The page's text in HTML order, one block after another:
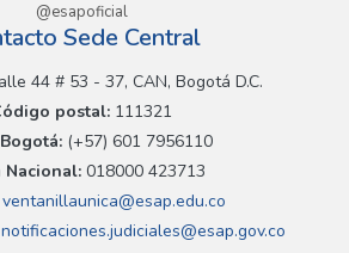
@esapoficial
Sede Central
44 # 53 - 37, CAN, Bogotá D.C.
postal: 111321
(+57) 601 7956110
Nacional: 018000 423713
ventanillaunica@esap.edu.co